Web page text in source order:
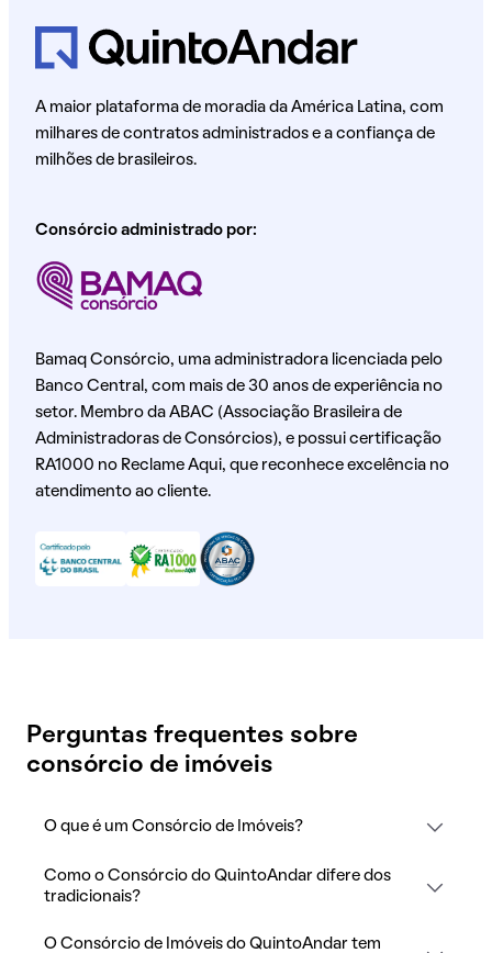
A maior plataforma de moradia da América Latina, com
milhares de contratos administrados e a confiança de
milhões de brasileiros.
Consórcio administrado por:
Bamaq Consórcio, uma administradora licenciada pelo
Banco Central, com mais de 30 anos de experiência no
setor. Membro da ABAC (Associação Brasileira de
Administradoras de Consórcios), e possui certificação
RA1000 no Reclame Aqui, que reconhece excelência no
atendimento ao cliente.
Perguntas frequentes sobre
consórcio de imóveis
O que é um Consórcio de Imóveis?
Como o Consórcio do QuintoAndar difere dos
tradicionais?
O Consórcio de Imóveis do QuintoAndar tem